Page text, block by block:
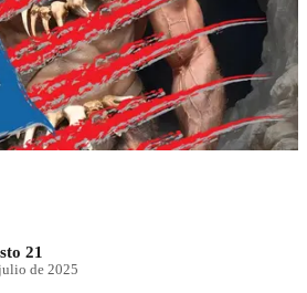
prehistórico
21
de 2025